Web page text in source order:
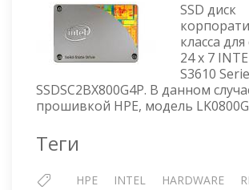
DC
S3610
SERIES
800GB
—
HPE
SSD диск
класса
24 x 7
S3610
SSDSC2BX800G4P. В данном
прошивкой HPE, модель
Теги
HPE INTEL HARDWARE